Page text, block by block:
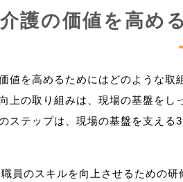
介護の価値を高め
値を高めるためにはどのような取
上の取り組みは、現場の基盤をし
職員のスキルを向上させるための